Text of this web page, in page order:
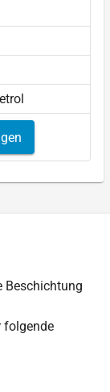
Beschichtung
folgende